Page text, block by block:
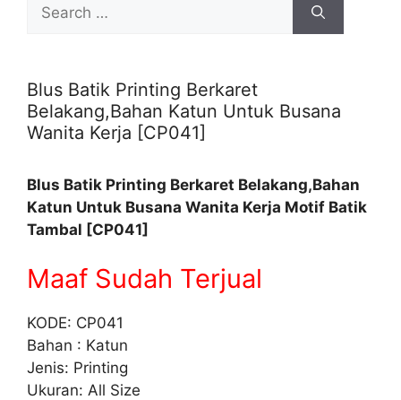
for:
Blus Batik Printing Berkaret
Belakang,Bahan Katun Untuk Busana
Wanita Kerja [CP041]
Blus Batik Printing Berkaret Belakang,Bahan
Katun Untuk Busana Wanita Kerja Motif Batik
Tambal [CP041]
Maaf Sudah Terjual
KODE: CP041
Bahan : Katun
Jenis: Printing
Ukuran: All Size